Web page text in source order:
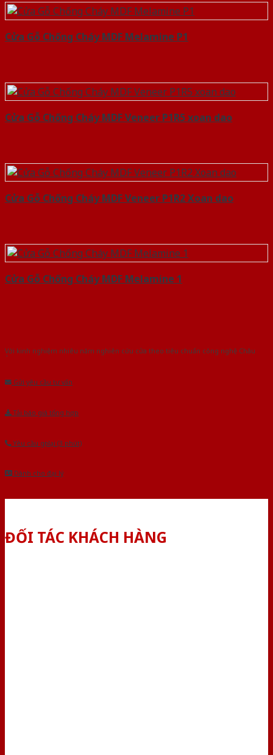
Cửa Gỗ Chống Cháy MDF Melamine P1
Cửa Gỗ Chống Cháy MDF Veneer P1R5 xoan dao
Cửa Gỗ Chống Cháy MDF Veneer P1R2 Xoan dao
Cửa Gỗ Chống Cháy MDF Melamine 1
Với kinh nghiệm nhiêu năm nghiên cứu cửa theo tiêu chuẩn công nghệ Châu
Gửi yêu cầu tư vấn
Tải báo giá tổng hợp
Yêu cầu gọi lại (3 phút)
Dành cho đại lý
ĐỐI TÁC KHÁCH HÀNG